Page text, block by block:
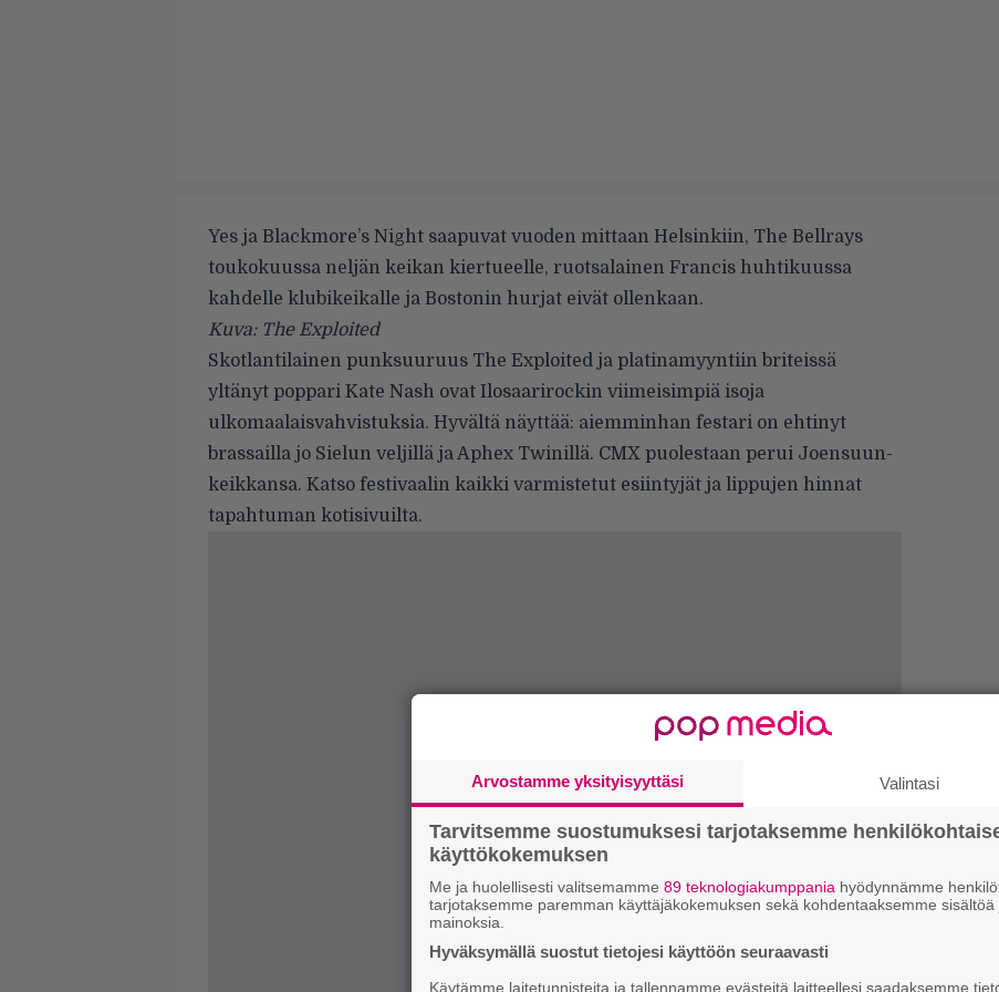
Yes ja Blackmore’s Night saapuvat vuoden mittaan Helsinkiin, The Bellrays
toukokuussa neljän keikan kiertueelle, ruotsalainen Francis huhtikuussa
kahdelle klubikeikalle ja Bostonin hurjat eivät ollenkaan.
Kuva: The Exploited
Skotlantilainen punksuuruus The Exploited ja platinamyyntiin briteissä
yltänyt poppari Kate Nash ovat Ilosaarirockin viimeisimpiä isoja
ulkomaalaisvahvistuksia. Hyvältä näyttää: aiemminhan festari on ehtinyt
brassailla jo Sielun veljillä ja Aphex Twinillä. CMX puolestaan perui Joensuun-
keikkansa. Katso festivaalin kaikki varmistetut esiintyjät ja lippujen hinnat
tapahtuman kotisivuilta.
Arvostamme yksityisyyttäsi Valintasi
Tarvitsemme suostumuksesi tarjotaksemme
käyttökokemuksen
Me ja huolellisesti valitsemamme 89 teknologiakumppania hyödynnämme
tarjotaksemme paremman käyttäjäkokemuksen sekä kohdentaaksemme sisältöä
mainoksia.
Hyväksymällä suostut tietojesi käyttöön seuraavasti
Käytämme laitetunnisteita ja tallennamme evästeitä laitteellesi saadaksemme